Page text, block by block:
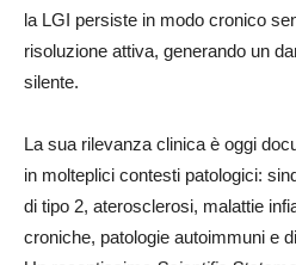
la LGI persiste in modo cronico
risoluzione attiva, generando un
silente.
La sua rilevanza clinica è oggi
in molteplici contesti patologici:
di tipo 2, aterosclerosi, malattie
croniche, patologie autoimmuni e